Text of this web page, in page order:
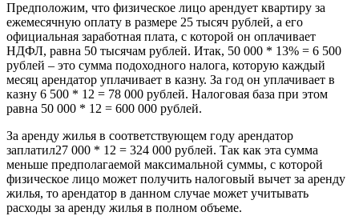
Предположим, что физическое лицо арендует квартиру за
ежемесячную оплату в размере 25 тысяч рублей, а его
официальная заработная плата, с которой он оплачивает
НДФЛ, равна 50 тысячам рублей. Итак, 50 000 * 13% = 6 500
рублей – это сумма подоходного налога, которую каждый
месяц арендатор уплачивает в казну. За год он уплачивает в
казну 6 500 * 12 = 78 000 рублей. Налоговая база при этом
равна 50 000 * 12 = 600 000 рублей.
За аренду жилья в соответствующем году арендатор
заплатил27 000 * 12 = 324 000 рублей. Так как эта сумма
меньше предполагаемой максимальной суммы, с которой
физическое лицо может получить налоговый вычет за аренду
жилья, то арендатор в данном случае может учитывать
расходы за аренду жилья в полном объеме.